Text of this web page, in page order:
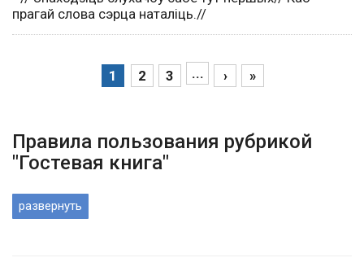
прагай слова сэрца наталіць.//
1 2 3 ... › »
Правила пользования рубрикой
"Гостевая книга"
развернуть